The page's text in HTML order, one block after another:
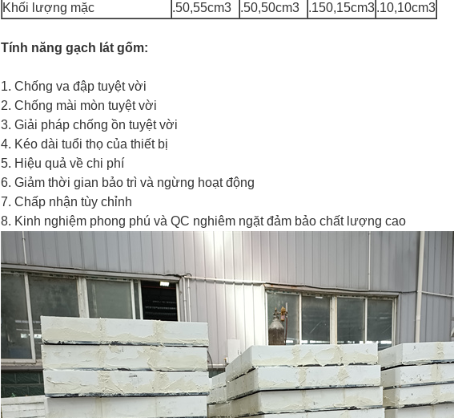
Khối lượng mặc
.50,55cm3 .50,50cm3 .150,15cm3.10,10cm3
Tính năng gạch lát gốm:
1. Chống va đập tuyệt vời
2. Chống mài mòn tuyệt vời
3. Giải pháp chống ồn tuyệt vời
4. Kéo dài tuổi thọ của thiết bị
5. Hiệu quả về chi phí
6. Giảm thời gian bảo trì và ngừng hoạt động
7. Chấp nhận tùy chỉnh
8. Kinh nghiệm phong phú và QC nghiêm ngặt đảm bảo chất lượng cao